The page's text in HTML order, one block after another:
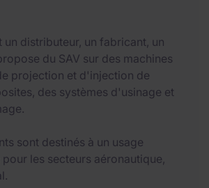
un distributeur, un fabricant, un
du SAV sur des machines
projection et d'injection de
des systèmes d'usinage et
sont destinés à un usage
les secteurs aéronautique,